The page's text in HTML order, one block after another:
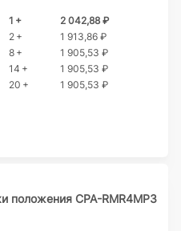
1 +
2 042,88 ₽
2 +
1 913,86 ₽
8 +
1 905,53 ₽
14 +
1 905,53 ₽
20 +
1 905,53 ₽
положения CPA-RMR4MP3